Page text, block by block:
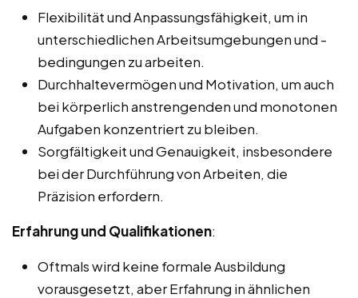
Flexibilität und Anpassungsfähigkeit, um in
unterschiedlichen Arbeitsumgebungen und -
bedingungen zu arbeiten.
Durchhaltevermögen und Motivation, um auch
bei körperlich anstrengenden und monotonen
Aufgaben konzentriert zu bleiben.
Sorgfältigkeit und Genauigkeit, insbesondere
bei der Durchführung von Arbeiten, die
Präzision erfordern.
Erfahrung und Qualifikationen:
Oftmals wird keine formale Ausbildung
vorausgesetzt, aber Erfahrung in ähnlichen